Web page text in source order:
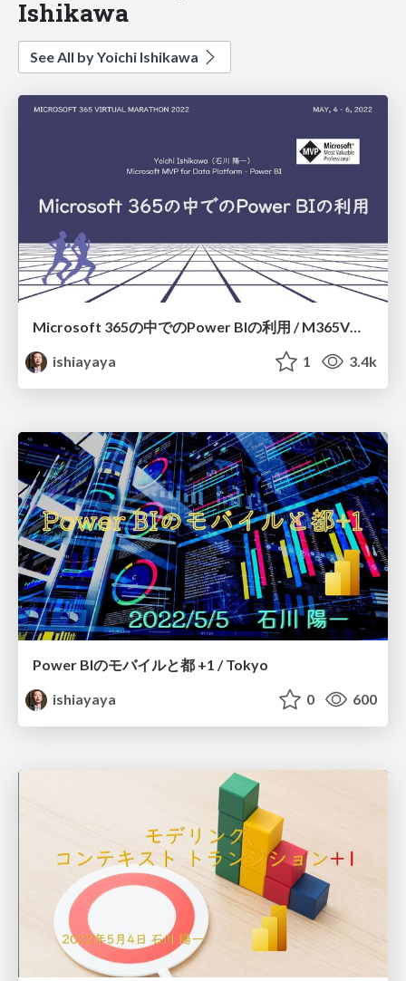
Ishikawa
See All by Yoichi Ishikawa
Microsoft 365の中でのPower BIの利用 / M365VM2022
ishiayaya
1 3.4k
Power BIのモバイルと都 +1 / Tokyo
ishiayaya
0 600